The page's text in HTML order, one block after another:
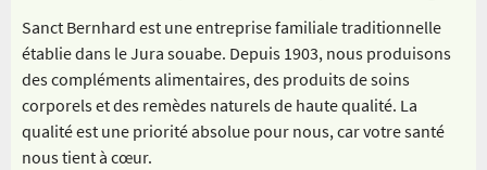
Sanct Bernhard est une entreprise familiale traditionnelle
établie dans le Jura souabe. Depuis 1903, nous produisons
des compléments alimentaires, des produits de soins
corporels et des remèdes naturels de haute qualité. La
qualité est une priorité absolue pour nous, car votre santé
nous tient à cœur.